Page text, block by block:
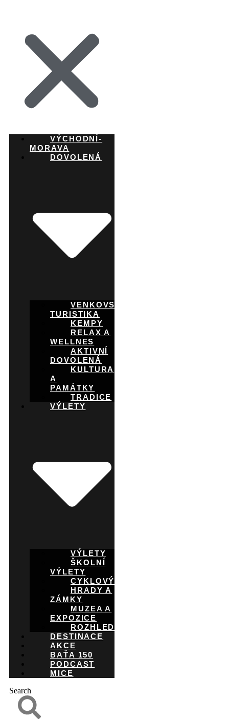
VÝCHODNÍ-
MORAVA
DOVOLENÁ
VENKOVSKÁ
TURISTIKA
KEMPY
RELAX A
WELLNES
AKTIVNÍ
DOVOLENÁ
KULTURA
A
PAMÁTKY
TRADICE
VÝLETY
VÝLETY
ŠKOLNÍ
VÝLETY
CYKLOVÝLETY
HRADY A
ZÁMKY
MUZEA A
EXPOZICE
ROZHLEDNY
DESTINACE
AKCE
BAŤA 150
PODCAST
MICE
Search